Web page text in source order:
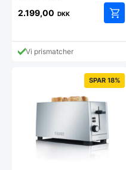
2.199,00 DKK
Vi prismatcher
SPAR 18%